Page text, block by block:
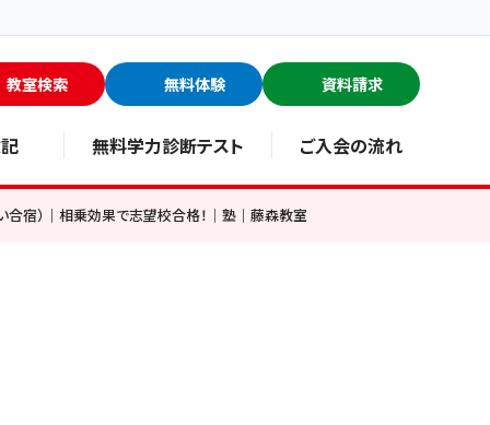
教室検索 無料体験 資料請求
無料学力診断テスト ご入会の流れ
合宿）｜相乗効果で志望校合格！｜塾｜藤森教室